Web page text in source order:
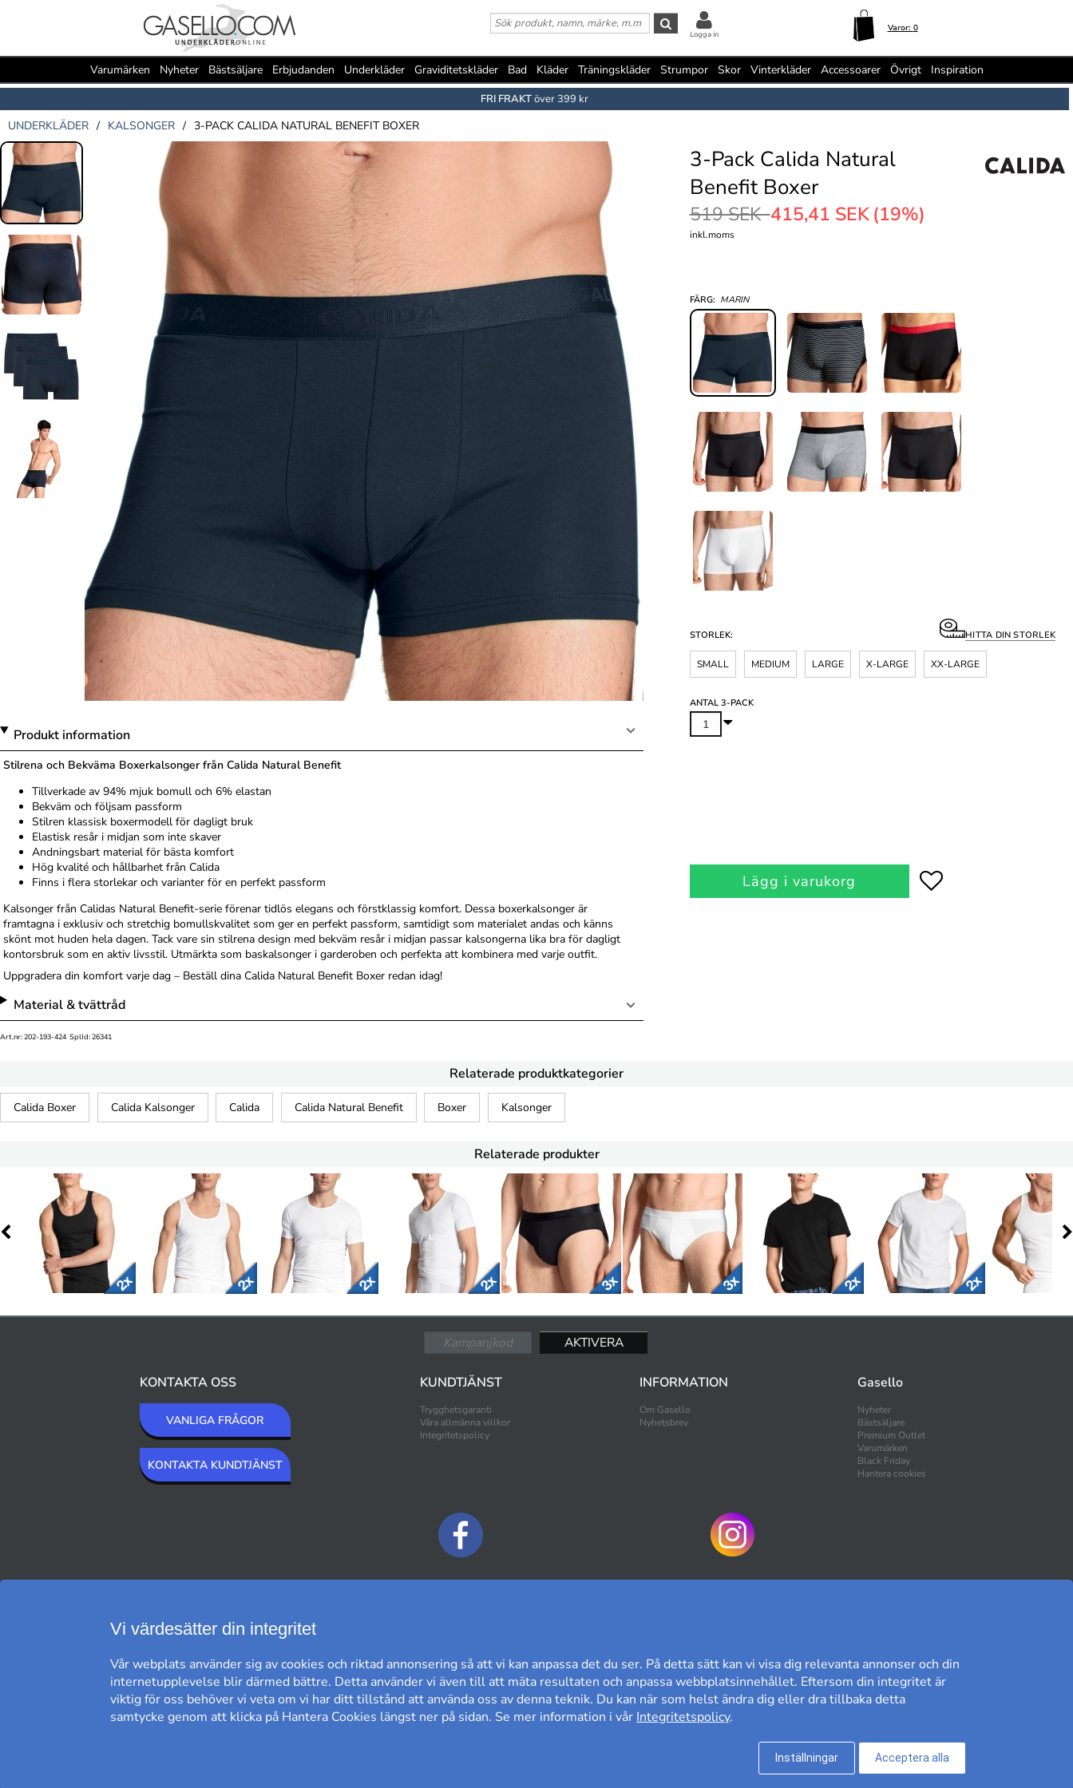
Varor: 0
Logga in
Varumärken Nyheter Bästsäljare Erbjudanden Underkläder Graviditetskläder Bad Kläder Träningskläder Strumpor Skor Vinterkläder Accessoarer Övrigt Inspiration
FRI FRAKTöver 399 kr
UNDERKLÄDER / KALSONGER / 3-PACK CALIDA NATURAL BENEFIT BOXER
3-Pack Calida Natural
Benefit Boxer
519 SEK415,41 SEK (19%)
inkl.moms
FÄRG: MARIN
STORLEK: HITTA DIN STORLEK
SMALL MEDIUM LARGE X-LARGE XX-LARGE
ANTAL 3-PACK
Lägg i varukorg
Produkt information
Stilrena och Bekväma Boxerkalsonger från Calida Natural Benefit
Tillverkade av 94% mjuk bomull och 6% elastan
Bekväm och följsam passform
Stilren klassisk boxermodell för dagligt bruk
Elastisk resår i midjan som inte skaver
Andningsbart material för bästa komfort
Hög kvalité och hållbarhet från Calida
Finns i flera storlekar och varianter för en perfekt passform
Kalsonger från Calidas Natural Benefit-serie förenar tidlös elegans och förstklassig komfort. Dessa boxerkalsonger är
framtagna i exklusiv och stretchig bomullskvalitet som ger en perfekt passform, samtidigt som materialet andas och känns
skönt mot huden hela dagen. Tack vare sin stilrena design med bekväm resår i midjan passar kalsongerna lika bra för dagligt
kontorsbruk som en aktiv livsstil. Utmärkta som baskalsonger i garderoben och perfekta att kombinera med varje outfit.
Uppgradera din komfort varje dag – Beställ dina Calida Natural Benefit Boxer redan idag!
Material & tvättråd
Art.nr: 202-193-424 SplId: 26341
Relaterade produktkategorier
Calida Boxer Calida Kalsonger Calida Calida Natural Benefit Boxer Kalsonger
Relaterade produkter
KONTAKTA OSS
VANLIGA FRÅGOR
KONTAKTA KUNDTJÄNST
KUNDTJÄNST
Trygghetsgaranti
Våra allmänna villkor
Integritetspolicy
INFORMATION
Om Gasello
Nyhetsbrev
Gasello
Nyheter
Bästsäljare
Premium Outlet
Varumärken
Black Friday
Hantera cookies
Kundomdöme på Prisjakt
Vi värdesätter din integritet
Vår webplats använder sig av cookies och riktad annonsering så att vi kan anpassa det du ser. På detta sätt kan vi visa dig relevanta annonser och din
internetupplevelse blir därmed bättre. Detta använder vi även till att mäta resultaten och anpassa webbplatsinnehållet. Eftersom din integritet är
viktig för oss behöver vi veta om vi har ditt tillstånd att använda oss av denna teknik. Du kan när som helst ändra dig eller dra tillbaka detta
samtycke genom att klicka på Hantera Cookies längst ner på sidan. Se mer information i vår Integritetspolicy.
Inställningar Acceptera alla